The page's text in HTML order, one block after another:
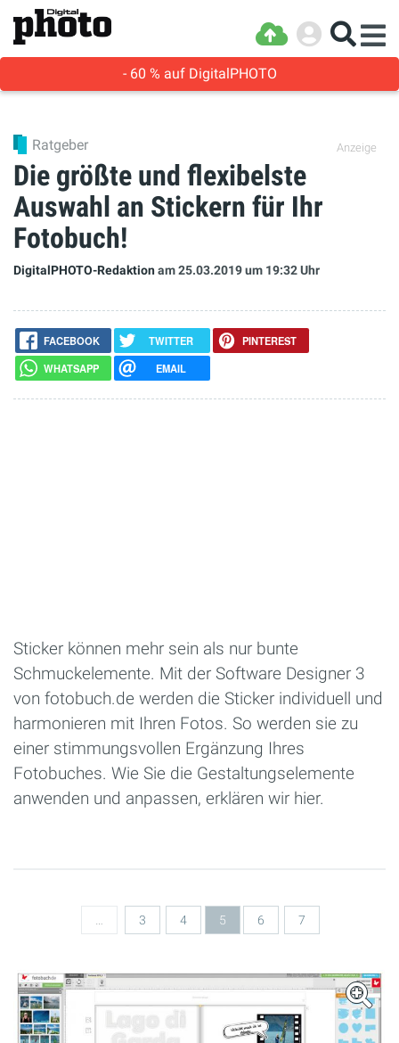
- 60 % auf DigitalPHOTO
Anzeige
Ratgeber
Die größte und flexibelste
Auswahl an Stickern für Ihr
Fotobuch!
DigitalPHOTO-Redaktionam 25.03.2019um 19:32 Uhr
FACEBOOK TWITTER
PINTEREST
WHATSAPP
EMAIL
Sticker können mehr sein als nur bunte
Schmuckelemente. Mit der Software Designer 3
von fotobuch.de werden die Sticker individuell und
harmonieren mit Ihren Fotos. So werden sie zu
einer stimmungsvollen Ergänzung Ihres
Fotobuches. Wie Sie die Gestaltungselemente
anwenden und anpassen, erklären wir hier.
3 4 5 6 7